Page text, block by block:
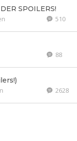
SPOILERS!
510
88
2628